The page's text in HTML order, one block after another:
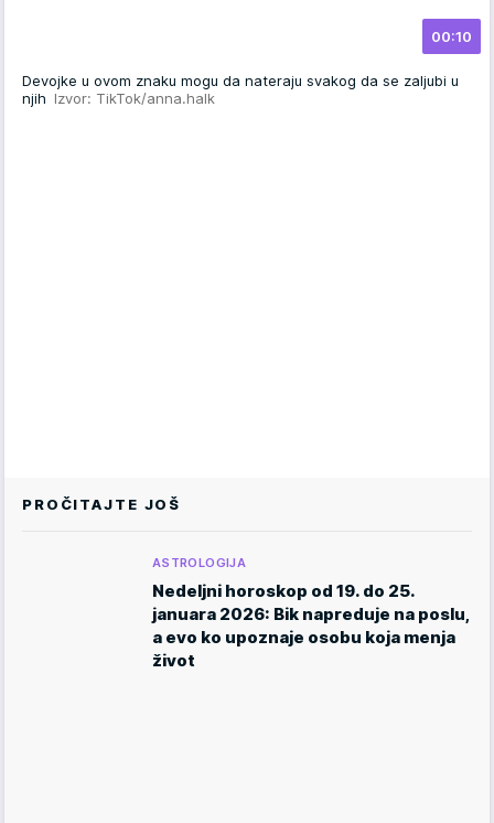
00:10
Devojke u ovom znaku mogu da nateraju svakog da se zaljubi u
njih Izvor: TikTok/anna.halk
PROČITAJTE JOŠ
ASTROLOGIJA
Nedeljni horoskop od 19. do 25.
januara 2026: Bik napreduje na poslu,
a evo ko upoznaje osobu koja menja
život